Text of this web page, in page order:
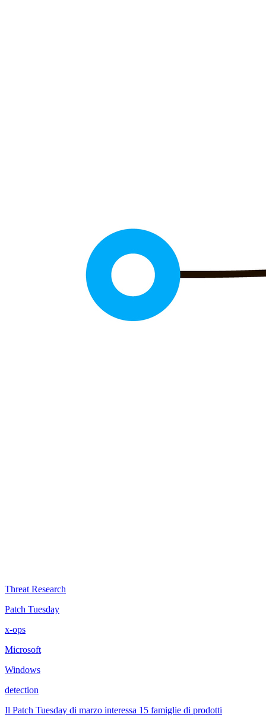
Threat Research
Patch Tuesday
x-ops
Microsoft
Windows
detection
Il Patch Tuesday di marzo interessa 15 famiglie di prodotti